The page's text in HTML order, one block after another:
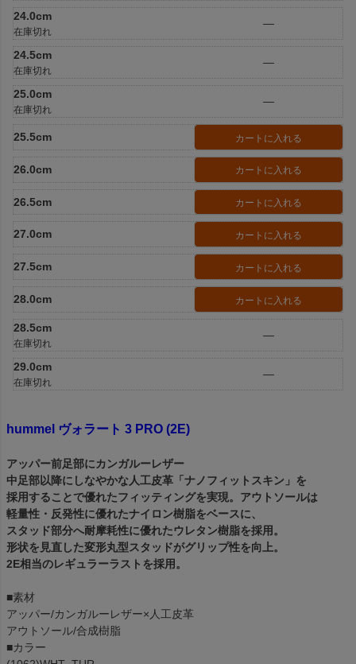
24.0cm
在庫切れ
—
24.5cm
在庫切れ
—
25.0cm
在庫切れ
—
25.5cm カートに入れる
26.0cm カートに入れる
26.5cm カートに入れる
27.0cm カートに入れる
27.5cm カートに入れる
28.0cm カートに入れる
28.5cm
在庫切れ
—
29.0cm
在庫切れ
—
hummel ヴォラート 3 PRO (2E)
アッパー前足部にカンガルーレザー
中足部以降にしなやかな人工皮革「ナノフィットスキン」を
採用することで優れたフィッティングを実現。アウトソールは
軽量性・反発性に優れたナイロン樹脂をベースに、
スタッド部分へ耐摩耗性に優れたウレタン樹脂を採用。
形状を見直した変形丸型スタッドがグリップ性を向上。
2E相当のレギュラーラストを採用。
■素材
アッパー/カンガルーレザー×人工皮革
アウトソール/合成樹脂
■カラー